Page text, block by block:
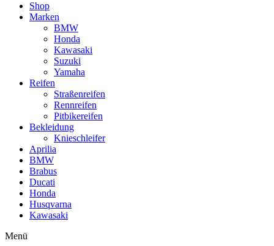
Shop
Marken
BMW
Honda
Kawasaki
Suzuki
Yamaha
Reifen
Straßenreifen
Rennreifen
Pitbikereifen
Bekleidung
Knieschleifer
Aprilia
BMW
Brabus
Ducati
Honda
Husqvarna
Kawasaki
Menü